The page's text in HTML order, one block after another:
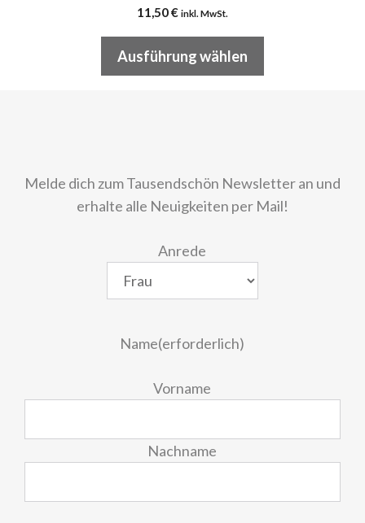
11,50€ inkl. MwSt.
Ausführung wählen
Melde dich zum Tausendschön Newsletter an und
erhalte alle Neuigkeiten per Mail!
Anrede
Name(erforderlich)
Vorname
Nachname